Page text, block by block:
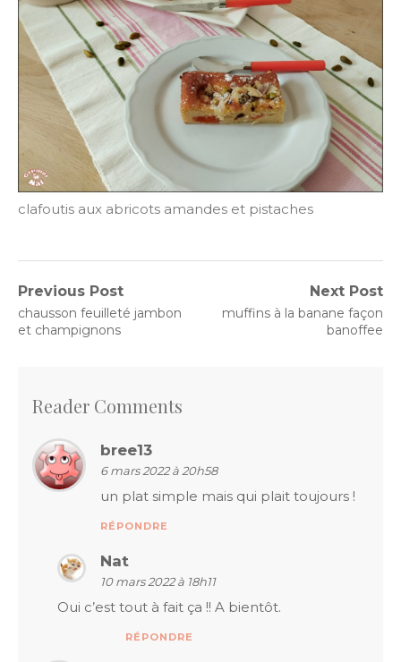
clafoutis aux abricots amandes et pistaches
Navigation
de
Previous Post
Previous
post:
chausson feuilleté jambon
et champignons
Next Post
Next
muffins à la banane façon
banoffee
Reader Comments
bree13
6 mars 2022 à 20h58
un plat simple mais qui plait toujours !
RÉPONDRE
Nat
10 mars 2022 à 18h11
Oui c’est tout à fait ça !! A bientôt.
RÉPONDRE